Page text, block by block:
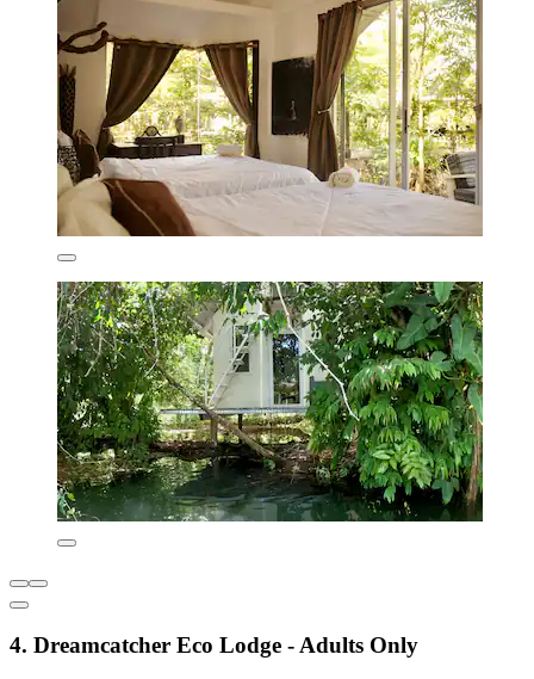
4. Dreamcatcher Eco Lodge - Adults Only